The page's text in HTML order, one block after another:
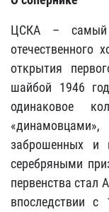
ЦСКА – самый
отечественного
открытия
шайбой 1946
одинаковое
заброшенных и
серебряными
первенства стал
впоследствии